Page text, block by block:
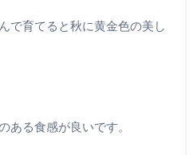
で育てると秋に黄金色の美し
ある食感が良いです。